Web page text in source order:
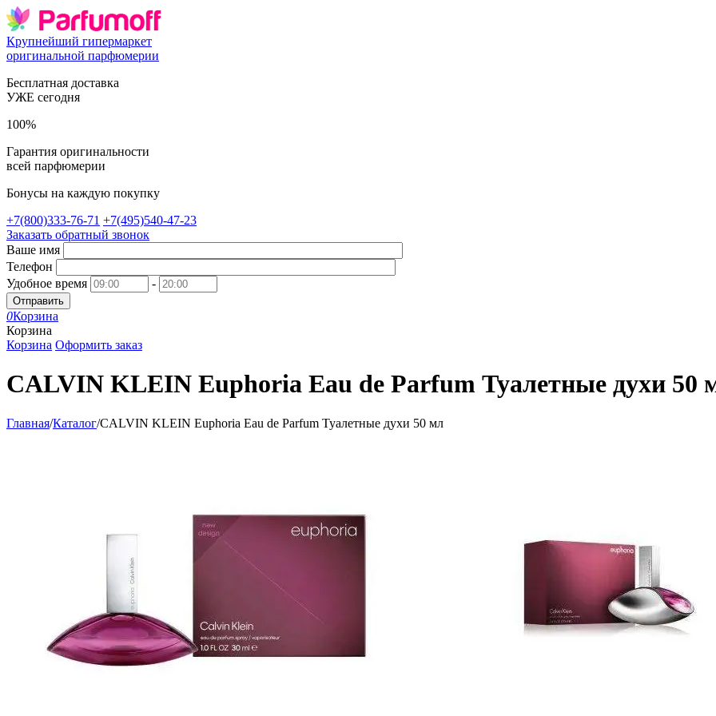
Крупнейший гипермаркет
оригинальной парфюмерии
Бесплатная доставка
УЖЕ сегодня
100%
Гарантия оригинальности
всей парфюмерии
Бонусы на каждую покупку
+7(800)333-76-71 +7(495)540-47-23
Заказать обратный звонок
Ваше имя
Телефон
Удобное время
-
Отправить
0Корзина
Корзина
Корзина Оформить заказ
CALVIN KLEIN Euphoria Eau de Parfum Туалетные духи 50
Главная/Каталог/CALVIN KLEIN Euphoria Eau de Parfum Туалетные духи 50 мл